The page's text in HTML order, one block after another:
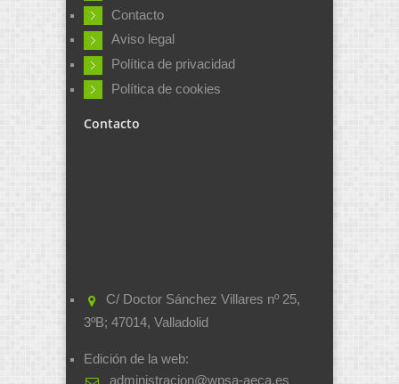
Contacto
Aviso legal
Política de privacidad
Política de cookies
Contacto
C/ Doctor Sánchez Villares nº 25,
3ºB; 47014, Valladolid
Edición de la web:
administracion@wpsa-aeca.es